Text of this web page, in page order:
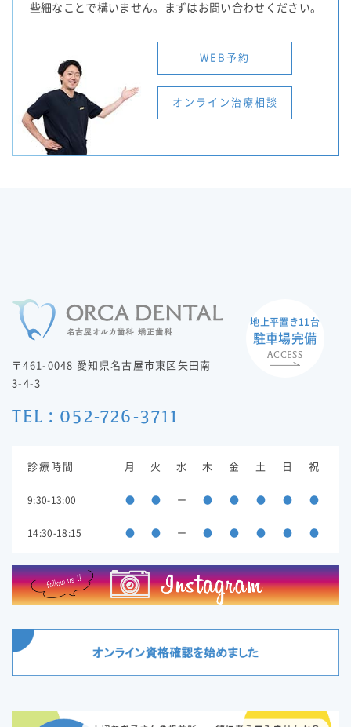
些細なことで構いません。まずはお問い合わせください。
WEB予約
オンライン治療相談
〒461-0048 愛知県名古屋市東区矢田南
3-4-3
TEL : 052-726-3711
地上平置き11台
駐車場完備
ACCESS
診療時間 月 火 水 木 金 土 日 祝
9:30-13:00 ● ● ー ● ● ● ● ●
14:30-18:15 ● ● ー ● ● ● ● ●